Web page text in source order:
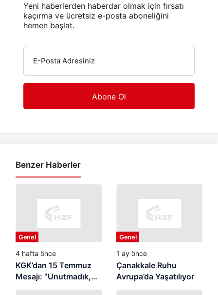
Yeni haberlerden haberdar olmak için fırsatı
kaçırma ve ücretsiz e-posta aboneliğini
hemen başlat.
E-Posta Adresiniz
Benzer Haberler
Genel
4 hafta önce
KGK’dan 15 Temmuz
Mesajı: “Unutmadık,
Unutturmayacağız”
Genel
1 ay önce
Çanakkale Ruhu
Avrupa’da Yaşatılıyor